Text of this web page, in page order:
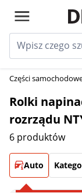
Części
Rolki
rozrządu
6 produktów
Auto